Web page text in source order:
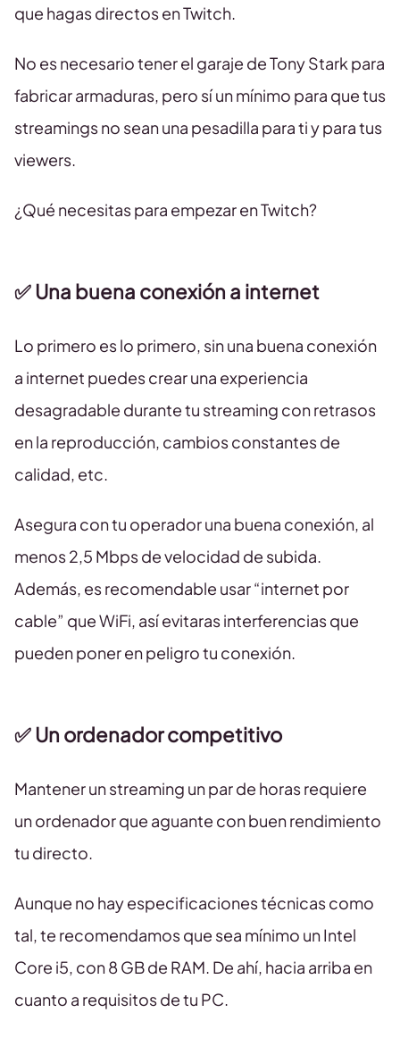
que hagas directos en Twitch.
No es necesario tener el garaje de Tony Stark para
fabricar armaduras, pero sí un mínimo para que tus
streamings no sean una pesadilla para ti y para tus
viewers.
¿Qué necesitas para empezar en Twitch?
✅ Una buena conexión a internet
Lo primero es lo primero, sin una buena conexión
a internet puedes crear una experiencia
desagradable durante tu streaming con retrasos
en la reproducción, cambios constantes de
calidad, etc.
Asegura con tu operador una buena conexión, al
menos 2,5 Mbps de velocidad de subida.
Además, es recomendable usar “internet por
cable” que WiFi, así evitaras interferencias que
pueden poner en peligro tu conexión.
✅ Un ordenador competitivo
Mantener un streaming un par de horas requiere
un ordenador que aguante con buen rendimiento
tu directo.
Aunque no hay especificaciones técnicas como
tal, te recomendamos que sea mínimo un Intel
Core i5, con 8 GB de RAM. De ahí, hacia arriba en
cuanto a requisitos de tu PC.